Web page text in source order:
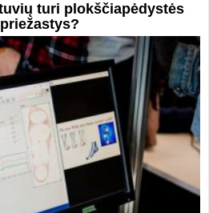
turi plokščiapėdystės